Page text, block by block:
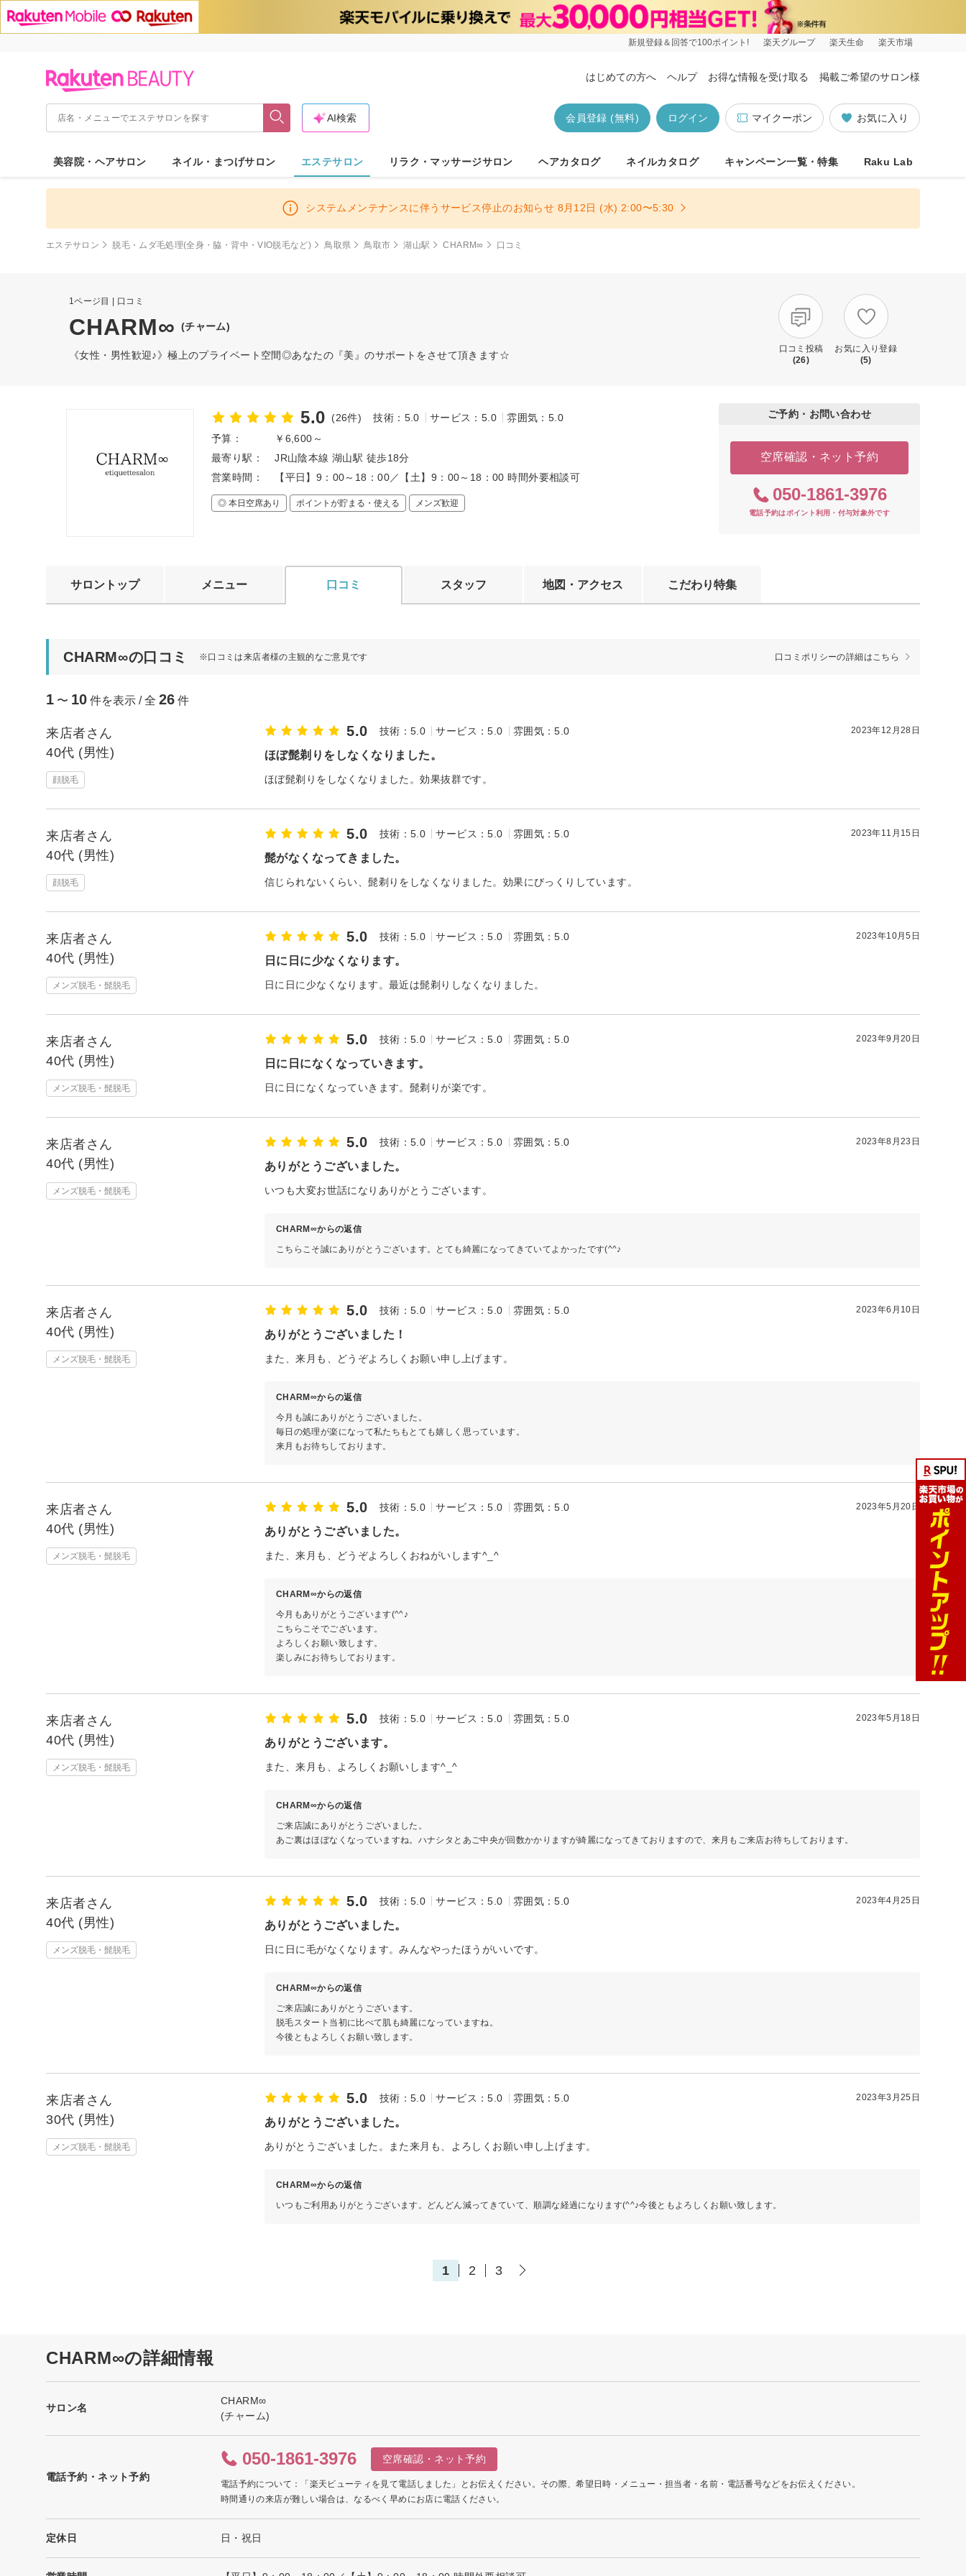
新規登録＆回答で100ポイント! 楽天グループ 楽天生命 楽天市場
はじめての方へ ヘルプ お得な情報を受け取る 掲載ご希望のサロン様
お気に入り
マイクーポン
ログイン
会員登録 (無料)
AI検索
美容院・ヘアサロン ネイル・まつげサロン エステサロン リラク・マッサージサロン ヘアカタログ ネイルカタログ キャンペーン一覧・特集 Raku Lab
システムメンテナンスに伴うサービス停止のお知らせ 8月12日 (水) 2:00〜5:30
エステサロン 脱毛・ムダ毛処理(全身・脇・背中・VIO脱毛など) 鳥取県 鳥取市 湖山駅 CHARM∞ 口コミ
1ページ目 | 口コミ
CHARM∞ (チャーム)
《女性・男性歓迎♪》極上のプライベート空間◎あなたの『美』のサポートをさせて頂きます☆
口コミ投稿
(26)
お気に入り登録
(5)
5.0 (26件) 技術：5.0 サービス：5.0
雰囲気：5.0
予算：
￥6,600～
最寄り駅：
JR山陰本線 湖山駅 徒歩18分
営業時間：
【平日】9：00～18：00／【土】9：00～18：00 時間外要相談可
◎ 本日空席あり ポイントが貯まる・使える メンズ歓迎
ご予約・お問い合わせ
空席確認・ネット予約
050-1861-3976
電話予約はポイント利用・付与対象外です
サロントップ メニュー 口コミ スタッフ 地図・アクセス こだわり特集
CHARM∞の口コミ ※口コミは来店者様の主観的なご意見です 口コミポリシーの詳細はこちら
1 〜 10 件を表示 / 全 26 件
来店者さん
40代 (男性)
顔脱毛
5.0 技術：5.0 サービス：5.0 雰囲気：5.0 2023年12月28日
ほぼ髭剃りをしなくなりました。
ほぼ髭剃りをしなくなりました。効果抜群です。
来店者さん
40代 (男性)
顔脱毛
5.0 技術：5.0 サービス：5.0 雰囲気：5.0 2023年11月15日
髭がなくなってきました。
信じられないくらい、髭剃りをしなくなりました。効果にびっくりしています。
来店者さん
40代 (男性)
メンズ脱毛・髭脱毛
5.0 技術：5.0 サービス：5.0 雰囲気：5.0 2023年10月5日
日に日に少なくなります。
日に日に少なくなります。最近は髭剃りしなくなりました。
来店者さん
40代 (男性)
メンズ脱毛・髭脱毛
5.0 技術：5.0 サービス：5.0 雰囲気：5.0 2023年9月20日
日に日になくなっていきます。
日に日になくなっていきます。髭剃りが楽です。
来店者さん
40代 (男性)
メンズ脱毛・髭脱毛
5.0 技術：5.0 サービス：5.0 雰囲気：5.0 2023年8月23日
ありがとうございました。
いつも大変お世話になりありがとうございます。
CHARM∞からの返信
こちらこそ誠にありがとうございます。とても綺麗になってきていてよかったです(^^♪
来店者さん
40代 (男性)
メンズ脱毛・髭脱毛
5.0 技術：5.0 サービス：5.0 雰囲気：5.0 2023年6月10日
ありがとうございました！
また、来月も、どうぞよろしくお願い申し上げます。
CHARM∞からの返信
今月も誠にありがとうございました。
毎日の処理が楽になって私たちもとても嬉しく思っています。
来月もお待ちしております。
来店者さん
40代 (男性)
メンズ脱毛・髭脱毛
5.0 技術：5.0 サービス：5.0 雰囲気：5.0 2023年5月20日
ありがとうございました。
また、来月も、どうぞよろしくおねがいします^_^
CHARM∞からの返信
今月もありがとうございます(^^♪
こちらこそでございます。
よろしくお願い致します。
楽しみにお待ちしております。
来店者さん
40代 (男性)
メンズ脱毛・髭脱毛
5.0 技術：5.0 サービス：5.0 雰囲気：5.0 2023年5月18日
ありがとうございます。
また、来月も、よろしくお願いします^_^
CHARM∞からの返信
ご来店誠にありがとうございました。
あご裏はほぼなくなっていますね。ハナシタとあご中央が回数かかりますが綺麗になってきておりますので、来月もご来店お待ちしております。
来店者さん
40代 (男性)
メンズ脱毛・髭脱毛
5.0 技術：5.0 サービス：5.0 雰囲気：5.0 2023年4月25日
ありがとうございました。
日に日に毛がなくなります。みんなやったほうがいいです。
CHARM∞からの返信
ご来店誠にありがとうございます。
脱毛スタート当初に比べて肌も綺麗になっていますね。
今後ともよろしくお願い致します。
来店者さん
30代 (男性)
メンズ脱毛・髭脱毛
5.0 技術：5.0 サービス：5.0 雰囲気：5.0 2023年3月25日
ありがとうございました。
ありがとうございました。また来月も、よろしくお願い申し上げます。
CHARM∞からの返信
いつもご利用ありがとうございます。どんどん減ってきていて、順調な経過になります(^^♪今後ともよろしくお願い致します。
1 2 3
CHARM∞の詳細情報
サロン名
CHARM∞
(チャーム)
電話予約・ネット予約
050-1861-3976 空席確認・ネット予約
電話予約について：「楽天ビューティを見て電話しました」とお伝えください。その際、希望日時・メニュー・担当者・名前・電話番号などをお伝えください。
時間通りの来店が難しい場合は、なるべく早めにお店に電話ください。
定休日 日・祝日